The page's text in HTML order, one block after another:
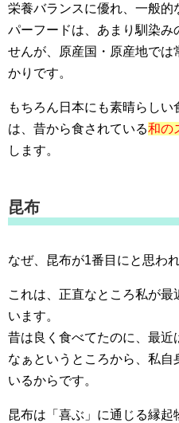
栄養バランスに優れ、一般
パーフードは、あまり馴染み
せんが、原産国・原産地で
かりです。
もちろん日本にも素晴らし
は、昔から食されている和の
します。
昆布
なぜ、昆布が1番目にと思わ
これは、正直なところ私が
います。
昔は良く食べてたのに、最
なぁというところから、私
いるからです。
昆布は「喜ぶ」に通じる縁